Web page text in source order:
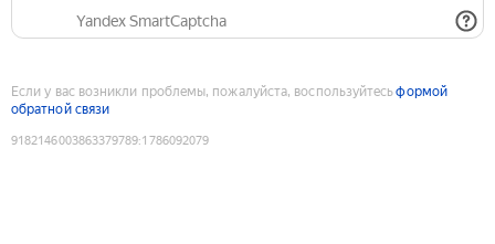
Yandex SmartCaptcha
Если у вас возникли проблемы, пожалуйста, воспользуйтесьформой
обратной связи
9182146003863379789:1786092079